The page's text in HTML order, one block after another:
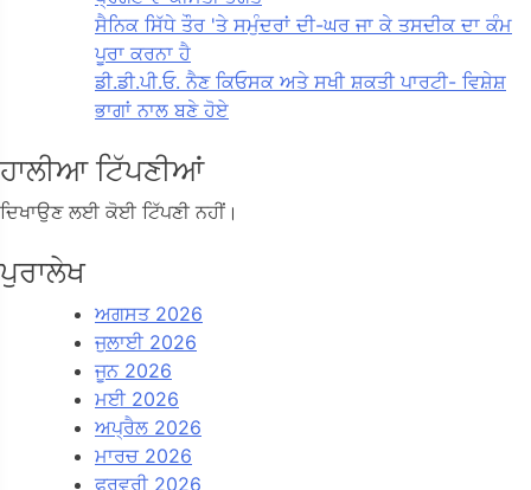
ਸੈਨਿਕ ਸਿੱਧੇ ਤੌਰ 'ਤੇ ਸਮੁੰਦਰਾਂ ਦੀ-ਘਰ ਜਾ ਕੇ ਤਸਦੀਕ ਦਾ ਕੰਮ
ਪੂਰਾ ਕਰਨਾ ਹੈ
ਡੀ.ਡੀ.ਪੀ.ਓ. ਨੈਣ ਕਿਓਸਕ ਅਤੇ ਸਖੀ ਸ਼ਕਤੀ ਪਾਰਟੀ- ਵਿਸ਼ੇਸ਼
ਭਾਗਾਂ ਨਾਲ ਬਣੇ ਹੋਏ
ਹਾਲੀਆ ਟਿੱਪਣੀਆਂ
ਦਿਖਾਉਣ ਲਈ ਕੋਈ ਟਿੱਪਣੀ ਨਹੀਂ।
ਪੁਰਾਲੇਖ
ਅਗਸਤ 2026
ਜੁਲਾਈ 2026
ਜੂਨ 2026
ਮਈ 2026
ਅਪ੍ਰੈਲ 2026
ਮਾਰਚ 2026
ਫਰਵਰੀ 2026